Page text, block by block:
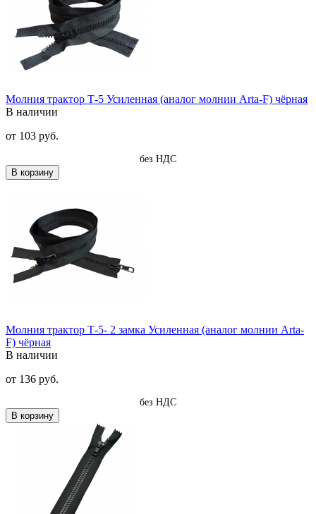
Молния трактор Т-5 Усиленная (аналог молнии Arta-F) чёрная
В наличии
от 103 руб.
без НДС
В корзину
Молния трактор Т-5- 2 замка Усиленная (аналог молнии Arta-
F) чёрная
В наличии
от 136 руб.
без НДС
В корзину